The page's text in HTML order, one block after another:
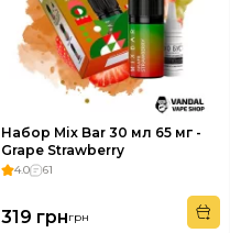
Набор Mix Bar 30 мл 65 мг -
Grape Strawberry
4.0 61
319 грнгрн